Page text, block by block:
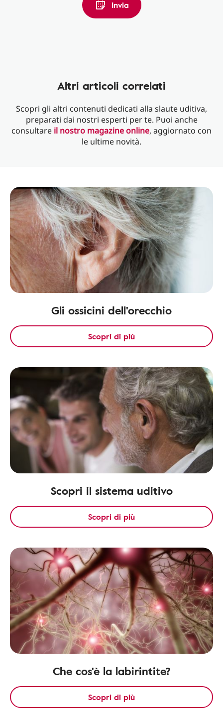
Invia
Altri articoli correlati
Scopri gli altri contenuti dedicati alla slaute uditiva,
preparati dai nostri esperti per te. Puoi anche
consultare il nostro magazine online, aggiornato con
le ultime novità.
Gli ossicini dell'orecchio
Scopri di più
Scopri il sistema uditivo
Scopri di più
Che cos'è la labirintite?
Scopri di più